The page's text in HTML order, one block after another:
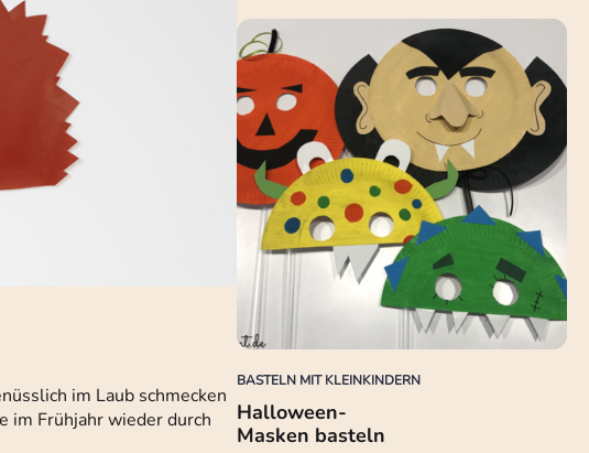
im Laub schmecken
im Frühjahr wieder durch
BASTELN MIT KLEINKINDERN
Halloween-
Masken basteln